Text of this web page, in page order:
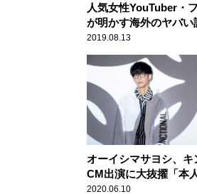
人気女性YouTuber・
が明かす海外のヤバい
円の部屋に泊まった
2019.08.13
オーイシマサヨシ、キ
CM出演に大抜擢「本
ックリしてるんで」
2020.06.10